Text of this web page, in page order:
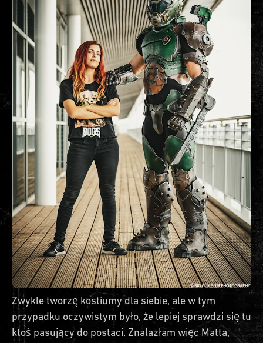
Zwykle tworzę kostiumy dla siebie, ale w tym
przypadku oczywistym było, że lepiej sprawdzi się tu
ktoś pasujący do postaci. Znalazłam więc Matta,